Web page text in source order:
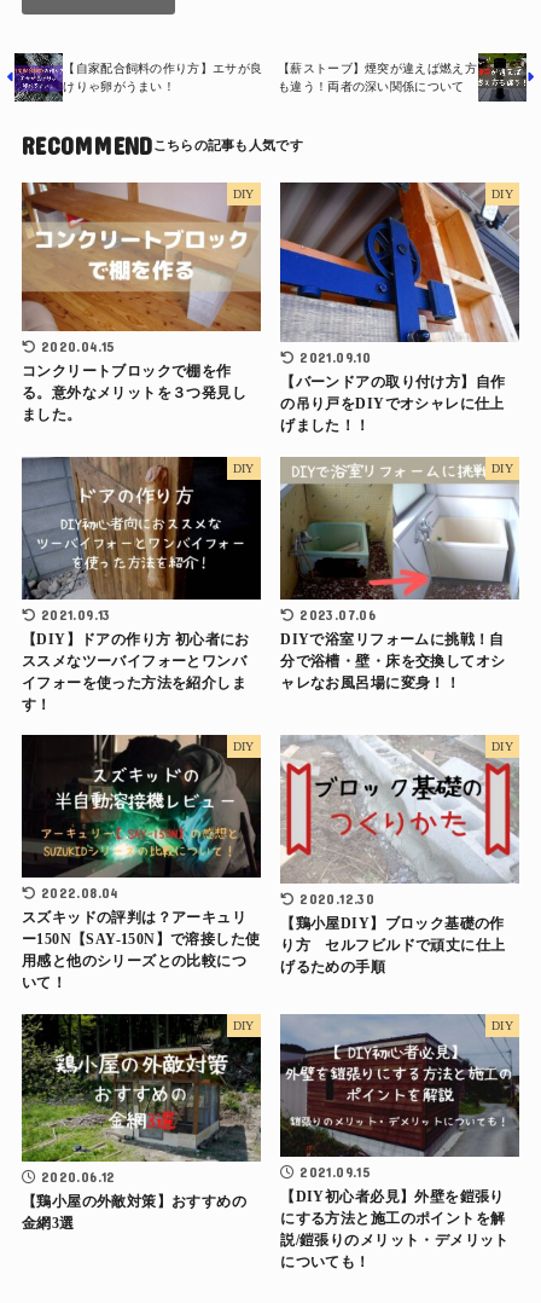
【自家配合飼料の作り方】エサが良
けりゃ卵がうまい！
【薪ストーブ】煙突が違えば燃え方
も違う！両者の深い関係について
RECOMMEND
DIY
2020.04.15
コンクリートブロックで棚を作
る。意外なメリットを３つ発見し
ました。
DIY
2021.09.10
【バーンドアの取り付け方】自作
の吊り戸をDIYでオシャレに仕上
げました！！
DIY
2021.09.13
【DIY】ドアの作り方 初心者にお
ススメなツーバイフォーとワンバ
イフォーを使った方法を紹介しま
す！
DIY
2023.07.06
DIYで浴室リフォームに挑戦！自
分で浴槽・壁・床を交換してオシ
ャレなお風呂場に変身！！
DIY
2022.08.04
スズキッドの評判は？アーキュリ
ー150N【SAY-150N】で溶接した使
用感と他のシリーズとの比較につ
いて！
DIY
2020.12.30
【鶏小屋DIY】ブロック基礎の作
り方 セルフビルドで頑丈に仕上
げるための手順
DIY
2020.06.12
【鶏小屋の外敵対策】おすすめの
金網3選
DIY
2021.09.15
【DIY初心者必見】外壁を鎧張り
にする方法と施工のポイントを解
説/鎧張りのメリット・デメリット
についても！